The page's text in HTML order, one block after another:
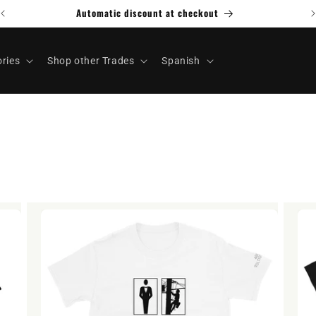
Automatic discount at checkout
Shop other Trades Spanish